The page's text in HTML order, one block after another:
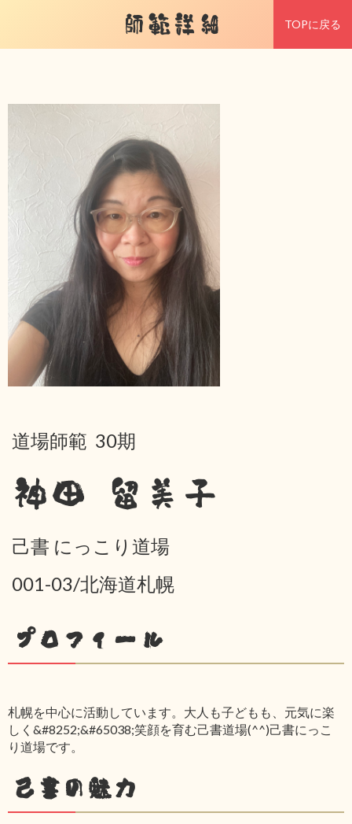
師範詳細 TOPに戻る
道場師範 30期
神田 留美子
己書 にっこり道場
001-03/北海道札幌
プロフィール
札幌を中心に活動しています。大人も子どもも、元気に楽
しく&#8252;&#65038;笑顔を育む己書道場(^^)己書にっこ
り道場です。
己書の魅力